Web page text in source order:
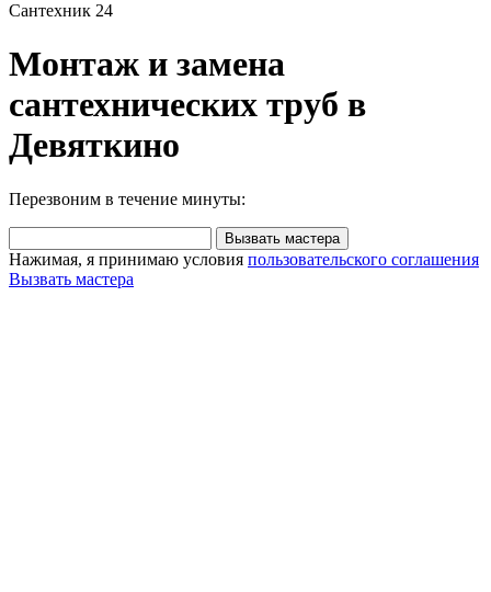
Сантехник 24
Монтаж и замена
сантехнических труб в
Девяткино
Перезвоним в течение минуты:
Вызвать мастера
Нажимая, я принимаю условия пользовательского соглашения
Вызвать мастера